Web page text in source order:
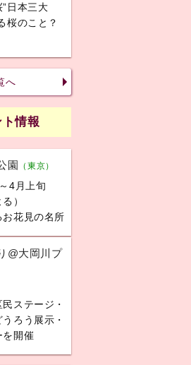
日本三大
桜のこと？
へ
情報
園 （東京）
4月上旬
）
花見の名所
@大岡川プ
ステージ・
ろう展示・
を開催